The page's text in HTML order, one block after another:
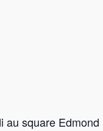
au square